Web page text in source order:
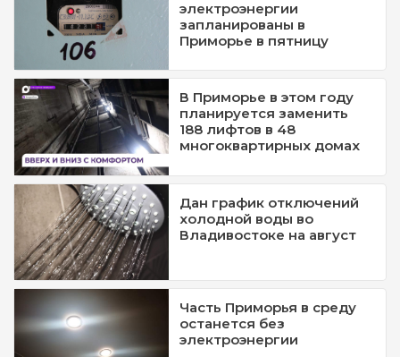
электроэнергии
запланированы в
Приморье в пятницу
В Приморье в этом году
планируется заменить
188 лифтов в 48
многоквартирных домах
Дан график отключений
холодной воды во
Владивостоке на август
Часть Приморья в среду
останется без
электроэнергии